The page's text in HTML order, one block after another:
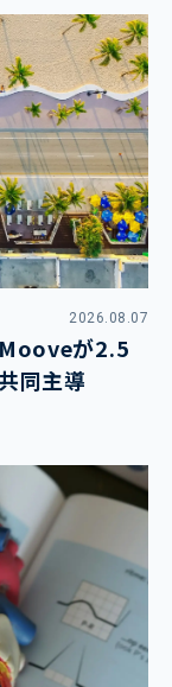
2026.08.07
が2.5
同主導